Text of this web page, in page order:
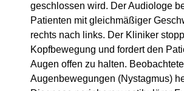
geschlossen wird. Der Audiologe
Patienten mit gleichmäßiger
rechts nach links. Der Kliniker
Kopfbewegung und fordert den
Augen offen zu halten. Beobachtete
Augenbewegungen (Nystagmus)